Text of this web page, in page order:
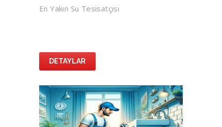
En Yakın Su Tesisatçısı
DETAYLAR